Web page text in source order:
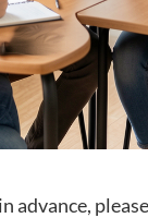
advance,